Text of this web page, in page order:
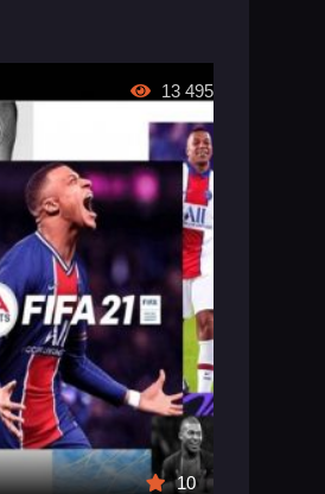
10
13 495